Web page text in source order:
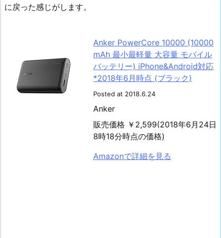
に戻った感じがします。
Anker PowerCore 10000 (10000
mAh 最小最軽量 大容量 モバイル
バッテリー) iPhone&Android対応
*2018年6月時点 (ブラック)
Posted at 2018.6.24
Anker
販売価格 ￥2,599(2018年6月24日
8時18分時点の価格)
Amazonで詳細を見る